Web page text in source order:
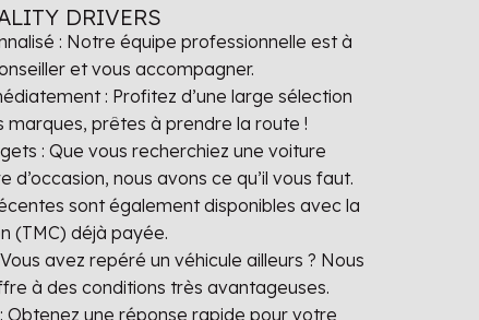
DRIVERS
: Notre équipe professionnelle est à
et vous accompagner.
: Profitez d’une large sélection
prêtes à prendre la route !
: Que vous recherchiez une voiture
d’occasion, nous avons ce qu’il vous faut.
sont également disponibles avec la
(TMC) déjà payée.
avez repéré un véhicule ailleurs ? Nous
à des conditions très avantageuses.
Obtenez une réponse rapide pour votre